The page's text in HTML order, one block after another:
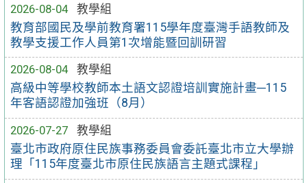
2026-08-04
教學組
教育部國民及學前教育署115學年度臺灣手語教師及
教學支援工作人員第1次增能暨回訓研習
2026-08-04
教學組
高級中等學校教師本土語文認證培訓實施計畫─115
年客語認證加強班（8月）
2026-07-27
教學組
臺北市政府原住民族事務委員會委託臺北市立大學辦
理「115年度臺北市原住民族語言主題式課程」